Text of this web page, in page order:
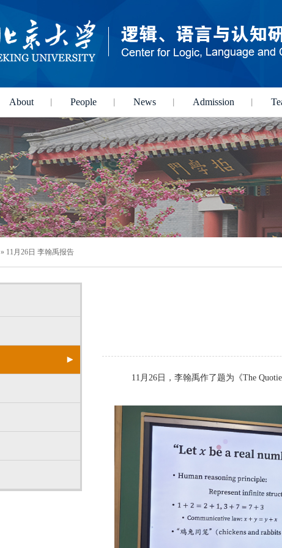
About People News Admission
» 11月26日 李翰禹报告
11月26日，李翰禹作了题为《The